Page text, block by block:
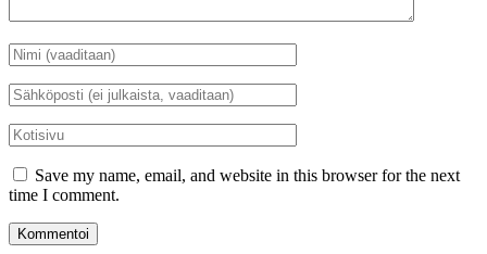
Nimi
*
Sähköposti
*
Kotisivu
Save my name, email, and website in this browser for the next
time I comment.